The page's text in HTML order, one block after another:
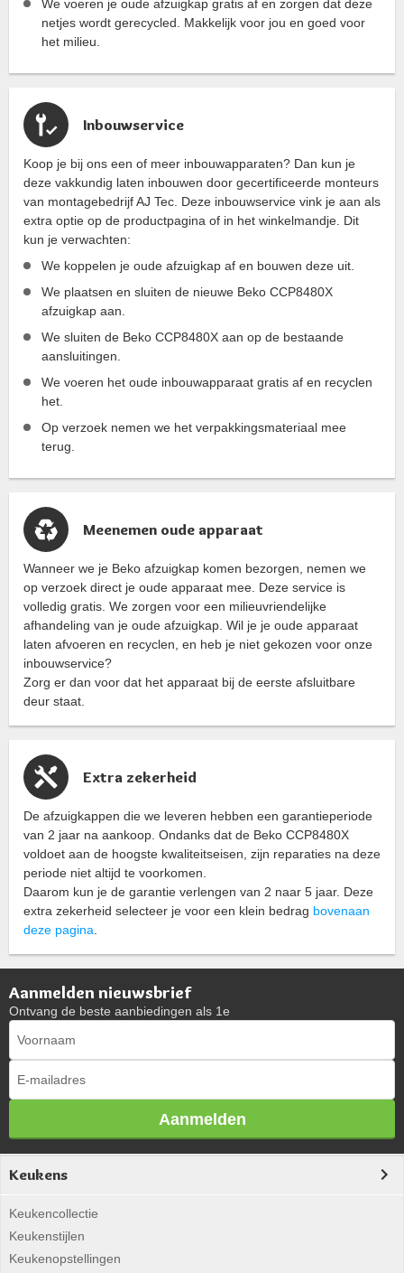
We voeren je oude afzuigkap gratis af en zorgen dat deze
netjes wordt gerecycled. Makkelijk voor jou en goed voor
het milieu.
Inbouwservice
Koop je bij ons een of meer inbouwapparaten? Dan kun je
deze vakkundig laten inbouwen door gecertificeerde monteurs
van montagebedrijf AJ Tec. Deze inbouwservice vink je aan als
extra optie op de productpagina of in het winkelmandje. Dit
kun je verwachten:
We koppelen je oude afzuigkap af en bouwen deze uit.
We plaatsen en sluiten de nieuwe Beko CCP8480X
afzuigkap aan.
We sluiten de Beko CCP8480X aan op de bestaande
aansluitingen.
We voeren het oude inbouwapparaat gratis af en recyclen
het.
Op verzoek nemen we het verpakkingsmateriaal mee
terug.
Meenemen oude apparaat
Wanneer we je Beko afzuigkap komen bezorgen, nemen we
op verzoek direct je oude apparaat mee. Deze service is
volledig gratis. We zorgen voor een milieuvriendelijke
afhandeling van je oude afzuigkap. Wil je je oude apparaat
laten afvoeren en recyclen, en heb je niet gekozen voor onze
inbouwservice?
Zorg er dan voor dat het apparaat bij de eerste afsluitbare
deur staat.
Extra zekerheid
De afzuigkappen die we leveren hebben een garantieperiode
van 2 jaar na aankoop. Ondanks dat de Beko CCP8480X
voldoet aan de hoogste kwaliteitseisen, zijn reparaties na deze
periode niet altijd te voorkomen.
Daarom kun je de garantie verlengen van 2 naar 5 jaar. Deze
extra zekerheid selecteer je voor een klein bedrag bovenaan
deze pagina
Aanmelden nieuwsbrief
Ontvang de beste aanbiedingen als 1e
Aanmelden
Keukens
Keukencollectie
Keukenstijlen
Keukenopstellingen